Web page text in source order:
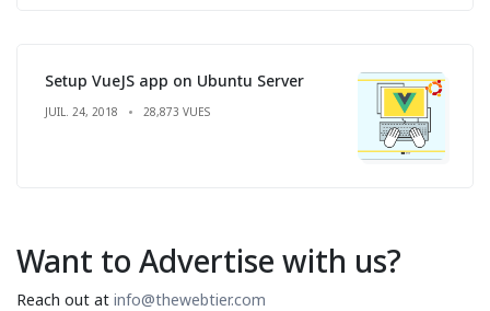
Setup VueJS app on Ubuntu Server
JUIL. 24, 2018 28,873 VUES
Want to Advertise with us?
Reach out at info@thewebtier.com